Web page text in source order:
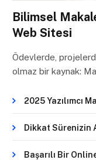
Bilimsel
Web Sitesi
Ödevlerde,
olmaz bir kaynak:
2025 Yazılımcı
Dikkat Sürenizin
Başarılı Bir